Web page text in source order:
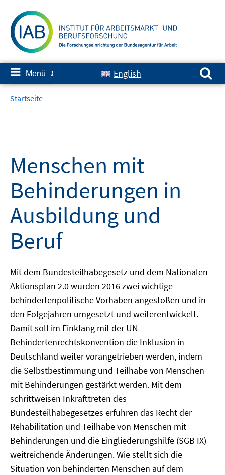
zum
Inhalt
≡ Menü ✘ English
Suchen nach:
Startseite
Menschen mit
Behinderungen in
Ausbildung und
Beruf
Mit dem Bundesteilhabegesetz und dem Nationalen
Aktionsplan 2.0 wurden 2016 zwei wichtige
behindertenpolitische Vorhaben angestoßen und in
den Folgejahren umgesetzt und weiterentwickelt.
Damit soll im Einklang mit der UN-
Behindertenrechtskonvention die Inklusion in
Deutschland weiter vorangetrieben werden, indem
die Selbstbestimmung und Teilhabe von Menschen
mit Behinderungen gestärkt werden. Mit dem
schrittweisen Inkrafttreten des
Bundesteilhabegesetzes erfuhren das Recht der
Rehabilitation und Teilhabe von Menschen mit
Behinderungen und die Eingliederungshilfe (SGB IX)
weitreichende Änderungen. Wie stellt sich die
Situation von behinderten Menschen auf dem